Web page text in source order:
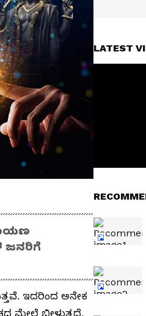
ಜನರಿಗೆ
ಇದರಿಂದ ಅನೇಕ
ಮೇಲೆ ಬೀಳುತ್ತದೆ.
LATEST